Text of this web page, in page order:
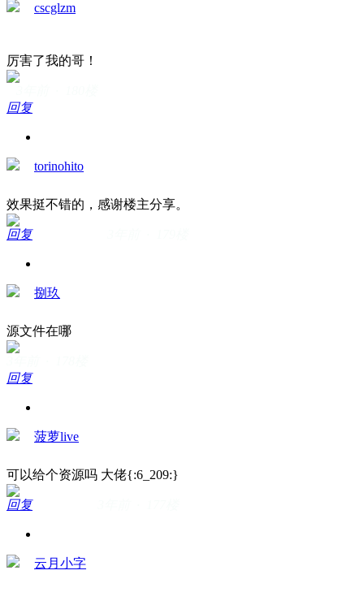
cscglzm
厉害了我的哥！
回复
torinohito
效果挺不错的，感谢楼主分享。
回复
捌玖
源文件在哪
回复
菠萝live
可以给个资源吗 大佬{:6_209:}
回复
云月小字